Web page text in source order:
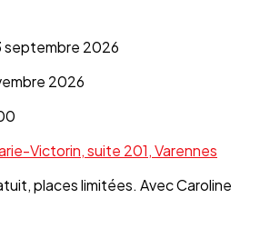
septembre 2026
2026
Victorin, suite 201, Varennes
places limitées. Avec Caroline